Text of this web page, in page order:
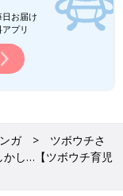
お届け
プリ
ガ
ツボウチさ
かし…【ツボウチ育児